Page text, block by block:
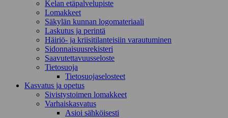
Kelan etäpalvelupiste
Lomakkeet
Säkylän kunnan logomateriaali
Laskutus ja perintä
Häiriö- ja kriisitilanteisiin varautuminen
Sidonnaisuusrekisteri
Saavutettavuusseloste
Tietosuoja
Tietosuojaselosteet
Kasvatus ja opetus
Sivistystoimen lomakkeet
Varhaiskasvatus
Asioi sähköisesti